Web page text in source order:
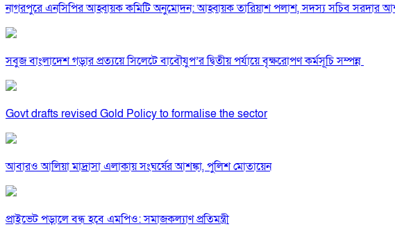
নাগরপুরে এনসিপির আহ্বায়ক কমিটি অনুমোদন: আহ্বায়ক তারিয়াশ পলাশ, সদস্য সচিব সরদার
সবুজ বাংলাদেশ গড়ার প্রত্যয়ে সিলেটে বাবৌযুপ’র দ্বিতীয় পর্যায়ে বৃক্ষরোপণ কর্মসূচি সম্পন্ন
Govt drafts revised Gold Policy to formalise the sector
আবারও আলিয়া মাদ্রাসা এলাকায় সংঘর্ষের আশঙ্কা, পুলিশ মোতায়েন
প্রাইভেট পড়ালে বন্ধ হবে এমপিও: সমাজকল্যাণ প্রতিমন্ত্রী